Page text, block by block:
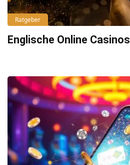
Ratgeber
Englische Online Casinos